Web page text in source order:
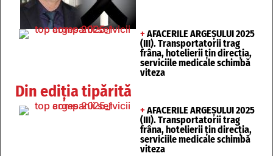
+ AFACERILE ARGEȘULUI 2025
(III). Transportatorii trag
frâna, hotelierii țin direcția,
serviciile medicale schimbă
viteza
Din ediția tipărită
+ AFACERILE ARGEȘULUI 2025
(III). Transportatorii trag
frâna, hotelierii țin direcția,
serviciile medicale schimbă
viteza